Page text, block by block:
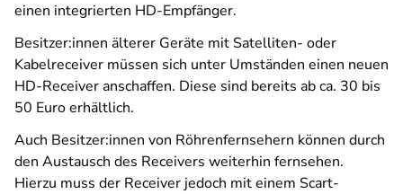
einen integrierten HD-Empfänger.
Besitzer:innen älterer Geräte mit Satelliten- oder
Kabelreceiver müssen sich unter Umständen einen neuen
HD-Receiver anschaffen. Diese sind bereits ab ca. 30 bis
50 Euro erhältlich.
Auch Besitzer:innen von Röhrenfernsehern können durch
den Austausch des Receivers weiterhin fernsehen.
Hierzu muss der Receiver jedoch mit einem Scart-